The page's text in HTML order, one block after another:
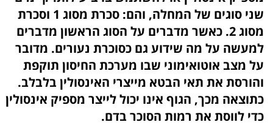
שני סוגים של המחלה, והם: סכרת מסוג 1 וסכרת
מסוג 2. כאשר מדברים על הסוג הראשון מדברים
למעשה על מה שידוע גם כסוכרת נעורים. מדובר
על מצב אוטואימוני שבו מערכת החיסון תוקפת
והורסת את תאי הבטא מייצרי האינסולין בלבלב.
כתוצאה מכך, הגוף אינו יכול לייצר מספיק אינסולין
כדי לווסת את רמות הסוכר בדם.